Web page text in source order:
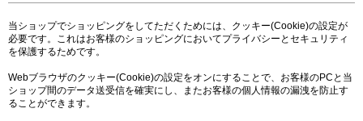
当ショップでショッピングをしてただくためには、クッキー(Cookie)の設定が
必要です。これはお客様のショッピングにおいてプライバシーとセキュリティ
を保護するためです。
Webブラウザのクッキー(Cookie)の設定をオンにすることで、お客様のPCと当
ショップ間のデータ送受信を確実にし、またお客様の個人情報の漏洩を防止す
ることができます。